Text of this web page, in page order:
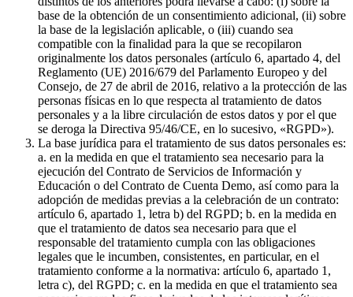
base de la obtención de un consentimiento adicional, (ii) sobre
la base de la legislación aplicable, o (iii) cuando sea
compatible con la finalidad para la que se recopilaron
originalmente los datos personales (artículo 6, apartado 4, del
Reglamento (UE) 2016/679 del Parlamento Europeo y del
Consejo, de 27 de abril de 2016, relativo a la protección de las
personas físicas en lo que respecta al tratamiento de datos
personales y a la libre circulación de estos datos y por el que
se deroga la Directiva 95/46/CE, en lo sucesivo, «RGPD»).
La base jurídica para el tratamiento de sus datos personales es:
a. en la medida en que el tratamiento sea necesario para la
ejecución del Contrato de Servicios de Información y
Educación o del Contrato de Cuenta Demo, así como para la
adopción de medidas previas a la celebración de un contrato:
artículo 6, apartado 1, letra b) del RGPD; b. en la medida en
que el tratamiento de datos sea necesario para que el
responsable del tratamiento cumpla con las obligaciones
legales que le incumben, consistentes, en particular, en el
tratamiento conforme a la normativa: artículo 6, apartado 1,
letra c), del RGPD; c. en la medida en que el tratamiento sea